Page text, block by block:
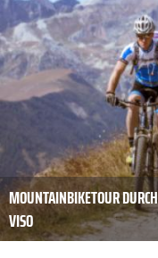
MOUNTAINBIKETOUR
VISO